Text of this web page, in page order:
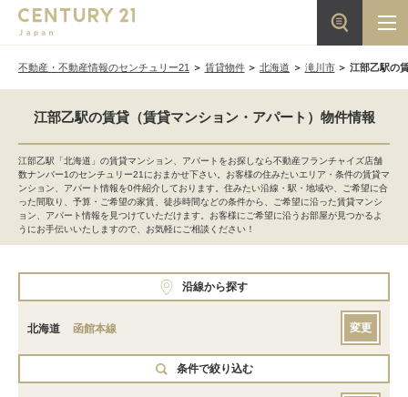
不動産・不動産情報のセンチュリー21 賃貸物件 北海道 滝川市 江部乙駅の
江部乙駅の賃貸（賃貸マンション・アパート）物件情報
江部乙駅「北海道」の賃貸マンション、アパートをお探しなら不動産フランチャイズ店舗
数ナンバー1のセンチュリー21におまかせ下さい。お客様の住みたいエリア・条件の賃貸マ
ンション、アパート情報を0件紹介しております。住みたい沿線・駅・地域や、ご希望に合
った間取り、予算・ご希望の家賃、徒歩時間などの条件から、ご希望に沿った賃貸マンシ
ョン、アパート情報を見つけていただけます。お客様にご希望に沿うお部屋が見つかるよ
うにお手伝いいたしますので、お気軽にご相談ください！
沿線から探す
北海道 函館本線 変更
条件で絞り込む